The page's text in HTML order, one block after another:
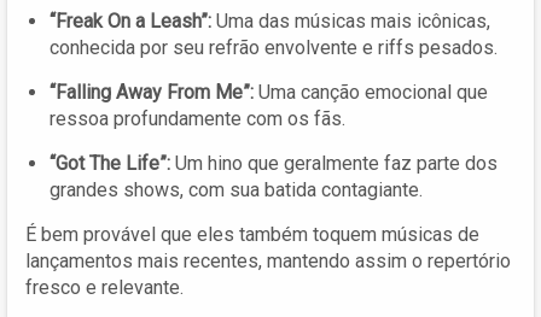
“Freak On a Leash”: Uma das músicas mais icônicas,
conhecida por seu refrão envolvente e riffs pesados.
“Falling Away From Me”: Uma canção emocional que
ressoa profundamente com os fãs.
“Got The Life”: Um hino que geralmente faz parte dos
grandes shows, com sua batida contagiante.
É bem provável que eles também toquem músicas de
lançamentos mais recentes, mantendo assim o repertório
fresco e relevante.